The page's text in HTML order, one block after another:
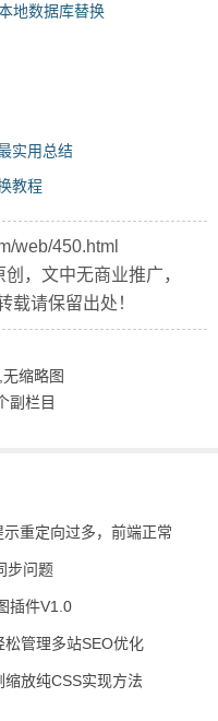
地数据库替换
实用总结
教程
web/450.html
，文中无商业推广，
载请保留出处！
缩略图
副栏目
重定向过多，前端正常
步问题
插件V1.0
管理多站SEO优化
放纯CSS实现方法